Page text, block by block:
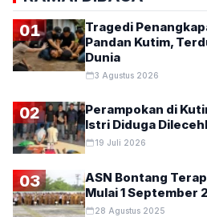
01
Tragedi
Pandan Kutim,
Dunia
3 Agustus 2026
02
Perampokan di
Istri Diduga
19 Juli 2026
03
ASN Bontang
Mulai 1 September
28 Agustus 2025